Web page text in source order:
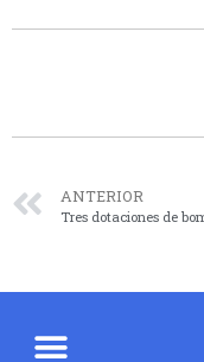
ANTERIOR